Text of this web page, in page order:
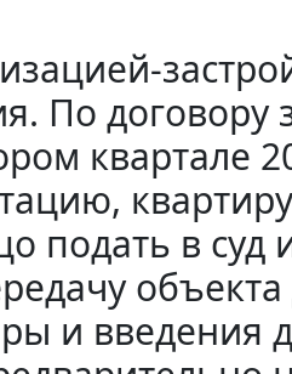
По договору
квартале
подать в суд
объекта
и введения